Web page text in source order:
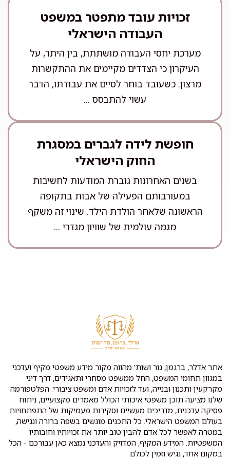
זכויות עובד מתפטר במשפט
העבודה הישראלי
מערכת יחסי העבודה מושתתת, בין היתר, על
העיקרון כי הצדדים מקיימים את ההתקשרות
מרצון. כשעובד בוחר לסיים את עבודתו, הדבר
עשוי להתבסס ...
חופשת לידה לגברים במסגרת
החוק הישראלי
בשנים האחרונות גוברת המודעות לחשיבות
במעורבותם הפעילה של אבות בתקופה
הראשונה שלאחר הולדת הילד. שינוי זה משקף
מגמה עולמית של שוויון מגדרי ...
אתר אדלר, ברגמן, גור ושות' מהווה מקור מידע משפטי מקיף ועדכני
במגוון תחומי המשפט, החל ממשפט מסחרי ותאגידים, דרך דיני
מקרקעין ותכנון ובנייה, ועד לזכויות אדם ומשפט ציבורי. הפלטפורמה
שלנו מציעה תוכן משפטי איכותי הכולל מאמרים מקצועיים, ניתוח
פסיקה עדכנית, מדריכים מעשיים וסקירות מעמיקות של התפתחויות
בעולם המשפט הישראלי. כל התכנים מוגשים בשפה ברורה ונגישה,
במטרה לאפשר לכל אדם להבין טוב יותר את זכויותיו וחובותיו
המשפטיות. המידע המקיף, המדויק והעדכני נמצא כאן עבורכם - הכל
במקום אחד, נגיש וזמין לכולם.